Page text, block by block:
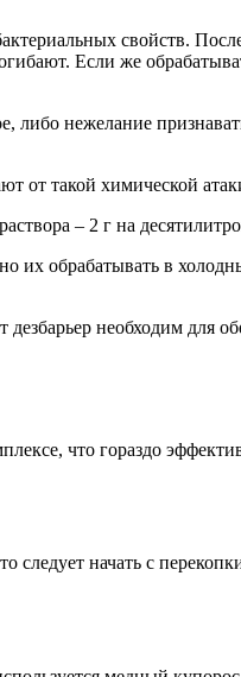
свойств.
Если же
нежелание
от такой химической
– 2 г на
их обрабатывать в
необходим для
что гораздо
следует начать с